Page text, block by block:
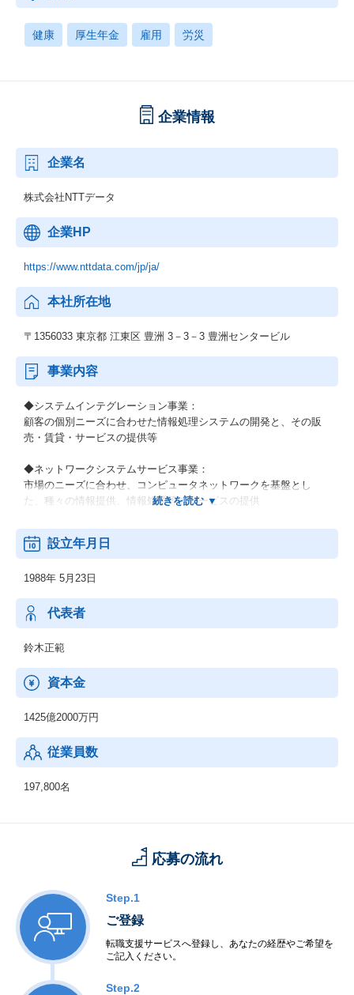
健康 厚生年金 雇用 労災
企業情報
企業名
株式会社NTTデータ
企業HP
https://www.nttdata.com/jp/ja/
本社所在地
〒1356033 東京都 江東区 豊洲 3－3－3 豊洲センタービル
事業内容
◆システムインテグレーション事業：
顧客の個別ニーズに合わせた情報処理システムの開発と、その販
売・賃貸・サービスの提供等
◆ネットワークシステムサービス事業：
市場のニーズに合わせ、コンピュータネットワークを基盤とし
た、種々の情報提供、情報処理等のサービスの提供
◆その他の事業：
顧客の経営上の問題点に係わる調査・分析、情報処理システムの
設立年月日
1988年 5月23日
代表者
鈴木正範
資本金
1425億2000万円
従業員数
197,800名
応募の流れ
Step.1
ご登録
転職支援サービスへ登録し、あなたの経歴やご希望を
ご記入ください。
Step.2